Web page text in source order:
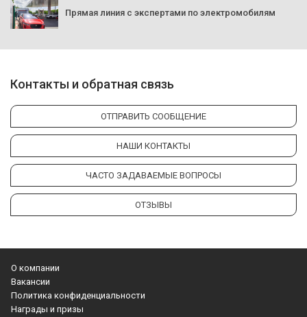
Прямая линия с экспертами по электромобилям
О компании
Вакансии
Политика конфиденциальности
Награды и призы
Контакты и обратная связь
ОТПРАВИТЬ СООБЩЕНИЕ
НАШИ КОНТАКТЫ
ЧАСТО ЗАДАВАЕМЫЕ ВОПРОСЫ
ОТЗЫВЫ